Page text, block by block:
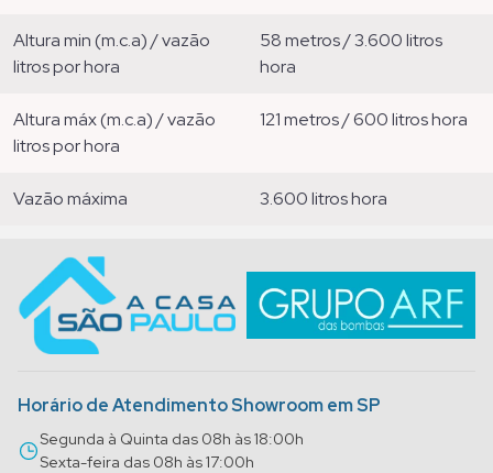
altura min (m.c.a) / vazão
litros por hora
58 metros / 3.600 litros
hora
altura máx (m.c.a) / vazão
litros por hora
121 metros / 600 litros hora
vazão máxima 3.600 litros hora
Horário de Atendimento Showroom em SP
Segunda à Quinta das 08h às 18:00h
Sexta-feira das 08h às 17:00h